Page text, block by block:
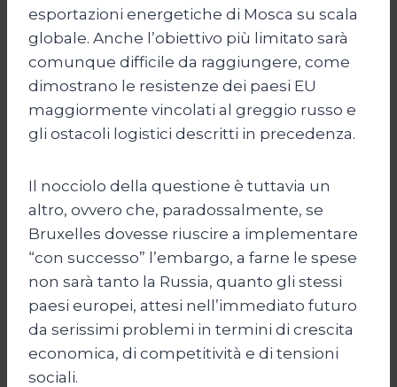
esportazioni energetiche di Mosca su scala
globale. Anche l’obiettivo più limitato sarà
comunque difficile da raggiungere, come
dimostrano le resistenze dei paesi EU
maggiormente vincolati al greggio russo e
gli ostacoli logistici descritti in precedenza.
Il nocciolo della questione è tuttavia un
altro, ovvero che, paradossalmente, se
Bruxelles dovesse riuscire a implementare
“con successo” l’embargo, a farne le spese
non sarà tanto la Russia, quanto gli stessi
paesi europei, attesi nell’immediato futuro
da serissimi problemi in termini di crescita
economica, di competitività e di tensioni
sociali.